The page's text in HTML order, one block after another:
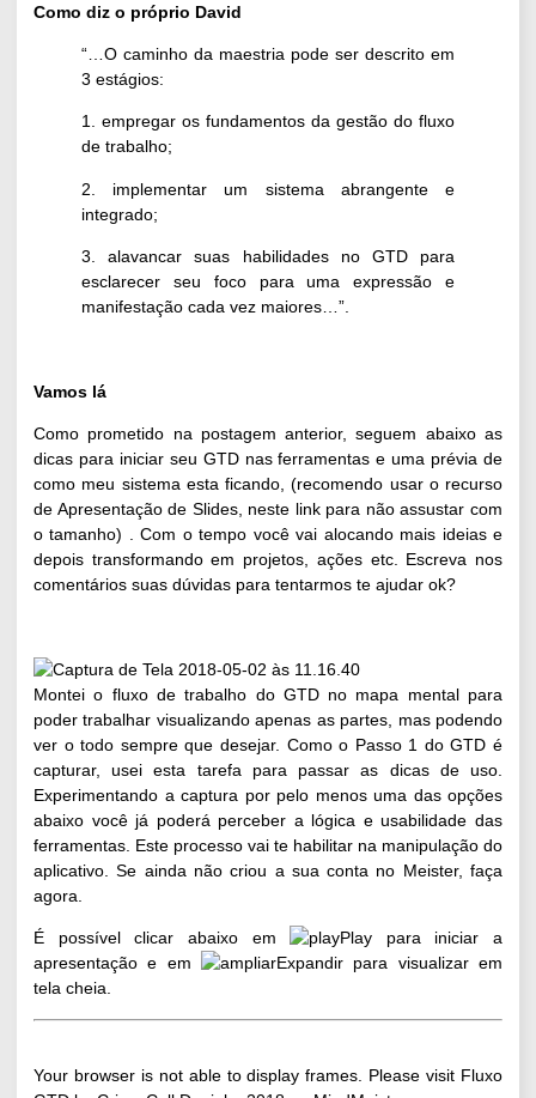
Como diz o próprio David
“…O caminho da maestria pode ser descrito em
3 estágios:
1. empregar os fundamentos da gestão do fluxo
de trabalho;
2. implementar um sistema abrangente e
integrado;
3. alavancar suas habilidades no GTD para
esclarecer seu foco para uma expressão e
manifestação cada vez maiores…”.
Vamos lá
Como prometido na postagem anterior, seguem abaixo as
dicas para iniciar seu GTD nas ferramentas e uma prévia de
como meu sistema esta ficando, (recomendo usar o recurso
de Apresentação de Slides, neste linkpara não assustar com
o tamanho) . Com o tempo você vai alocando mais ideias e
depois transformando em projetos, ações etc. Escreva nos
comentários suas dúvidas para tentarmos te ajudar ok?
Montei o fluxo de trabalho do GTD no mapa mental para
poder trabalhar visualizando apenas as partes, mas podendo
ver o todo sempre que desejar. Como o Passo 1 do GTD é
capturar, usei esta tarefa para passar as dicas de uso.
Experimentando a captura por pelo menos uma das opções
abaixo você já poderá perceber a lógica e usabilidade das
ferramentas. Este processo vai te habilitar na manipulação do
aplicativo. Se ainda não criou a sua conta no Meister, faça
agora
É possível clicar abaixo em
Play para iniciar a
apresentação e em
Expandir para visualizar em
tela cheia.
Your browser is not able to display frames. Please visit Fluxo